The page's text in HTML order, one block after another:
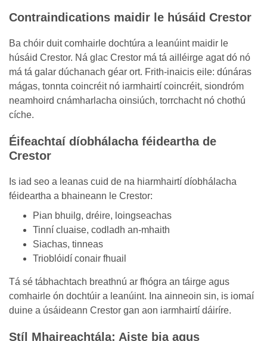
Contraindications maidir le húsáid Crestor
Ba chóir duit comhairle dochtúra a leanúint maidir le
húsáid Crestor. Ná glac Crestor má tá ailléirge agat dó nó
má tá galar dúchanach géar ort. Frith-inaicis eile: dúnáras
mágas, tonnta coincréit nó iarmhairtí coincréit, siondróm
neamhoird cnámharlacha oinsiúch, torrchacht nó chothú
cíche.
Éifeachtaí díobhálacha féideartha de
Crestor
Is iad seo a leanas cuid de na hiarmhairtí díobhálacha
féideartha a bhaineann le Crestor:
Pian bhuilg, dréire, loingseachas
Tinní cluaise, codladh an-mhaith
Siachas, tinneas
Trioblóidí conair fhuail
Tá sé tábhachtach breathnú ar fhógra an táirge agus
comhairle ón dochtúir a leanúint. Ina ainneoin sin, is iomaí
duine a úsáideann Crestor gan aon iarmhairtí dáiríre.
Stíl Mhaireachtála: Aiste bia agus